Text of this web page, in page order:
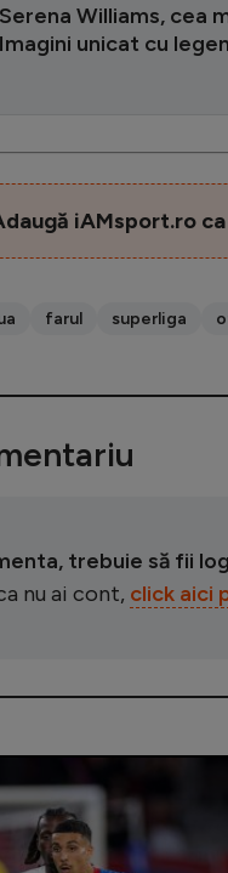
Serena Williams, cea
Imagini unicat cu
iAMsport.ro
farul superliga
trebuie să fii
nu ai cont, click aici